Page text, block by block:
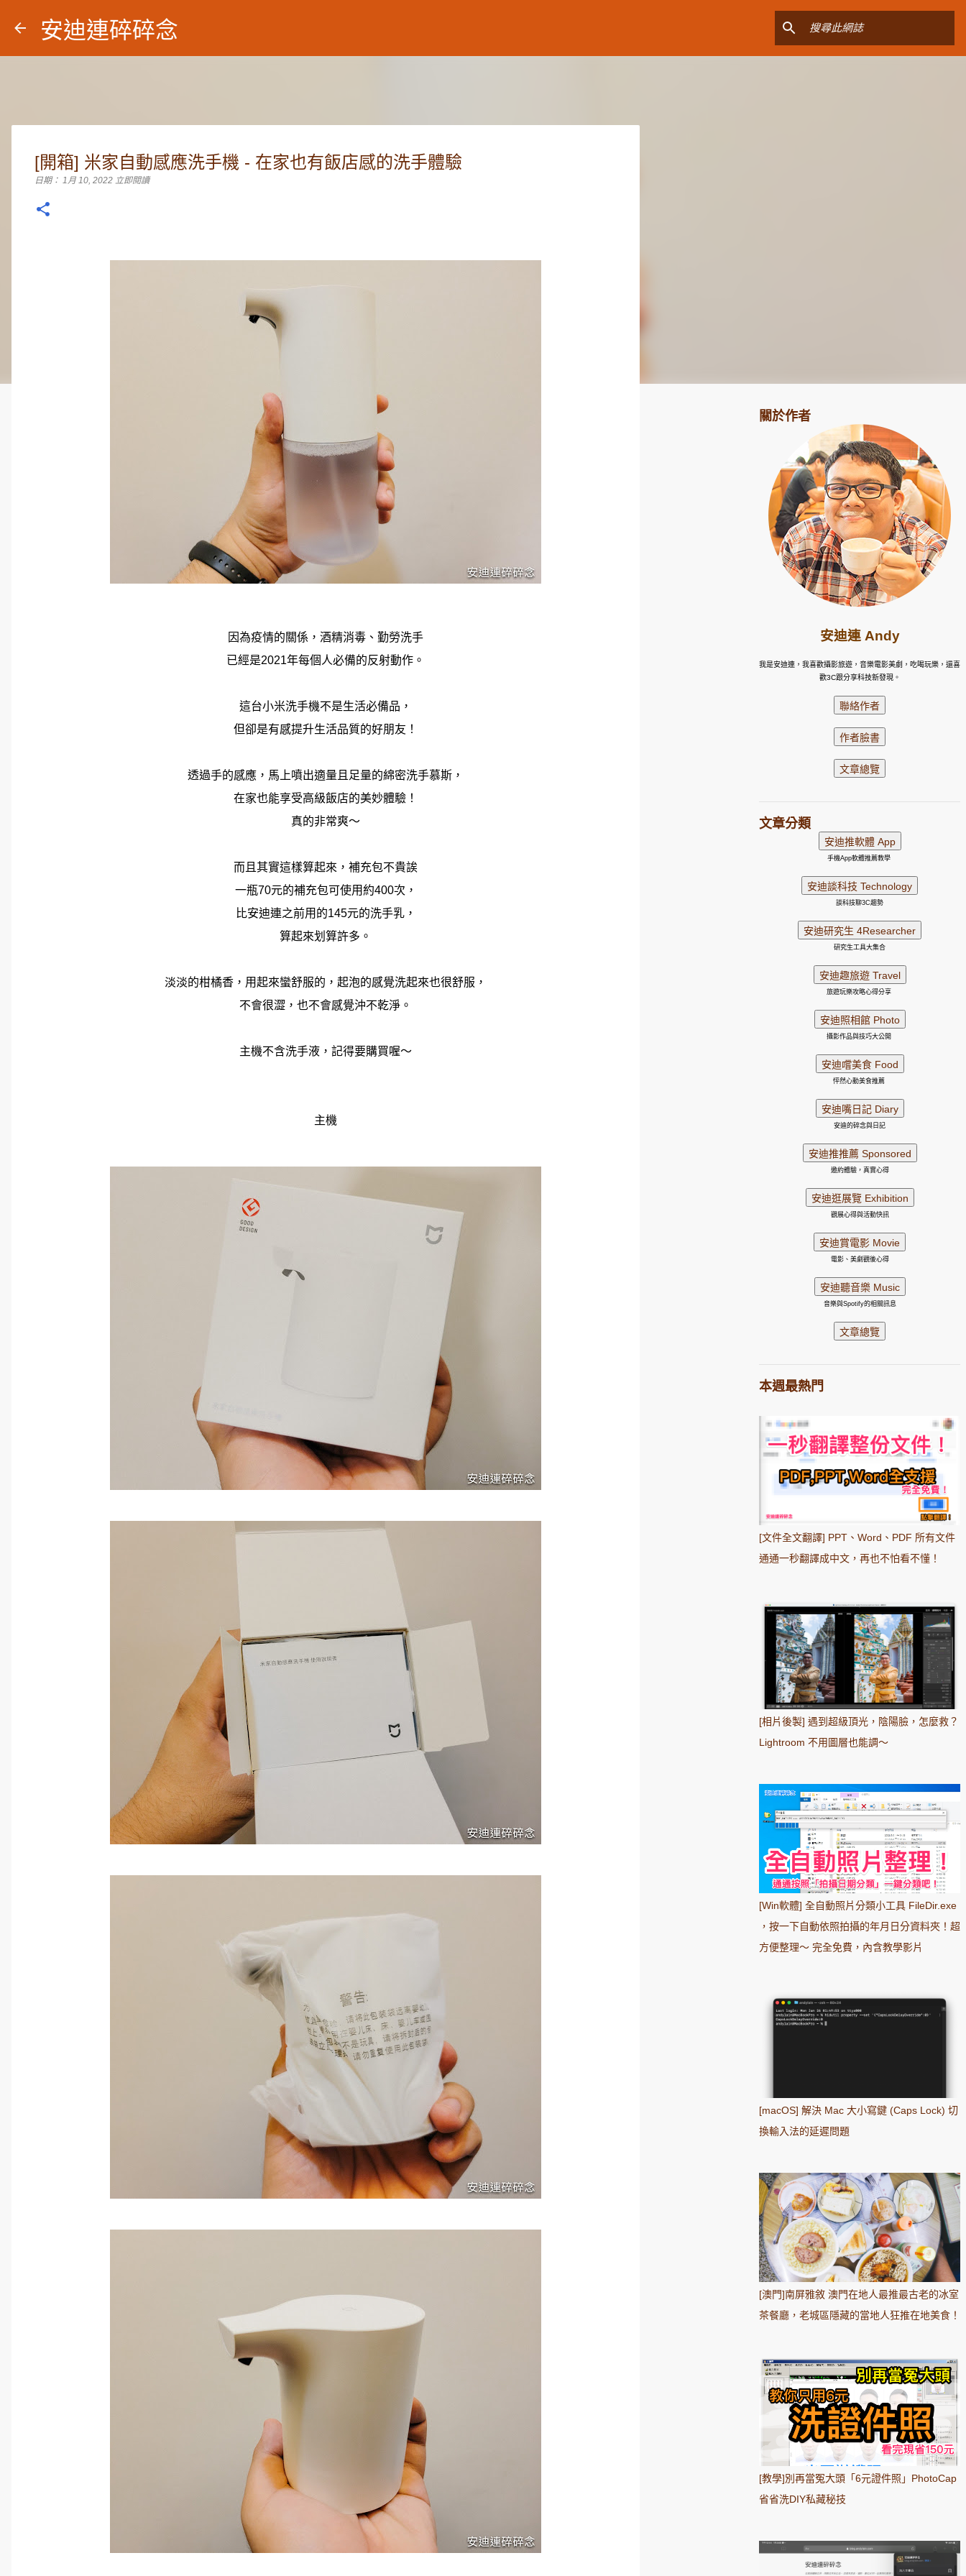
安迪連碎碎念
[開箱] 米家自動感應洗手機 - 在家也有飯店感的洗手體驗
日期： 1月 10, 2022 立即閱讀
因為疫情的關係，酒精消毒、勤勞洗手
已經是2021年每個人必備的反射動作。
這台小米洗手機不是生活必備品，
但卻是有感提升生活品質的好朋友！
透過手的感應，馬上噴出適量且足量的綿密洗手慕斯，
在家也能享受高級飯店的美妙體驗！
真的非常爽～
而且其實這樣算起來，補充包不貴誒
一瓶70元的補充包可使用約400次，
比安迪連之前用的145元的洗手乳，
算起來划算許多。
淡淡的柑橘香，用起來蠻舒服的，起泡的感覺洗起來也很舒服，
不會很澀，也不會感覺沖不乾淨。
主機不含洗手液，記得要購買喔～
主機
關於作者
安迪連 Andy
我是安迪連，我喜歡攝影旅遊，音樂電影美劇，吃喝玩樂，還喜
歡3C跟分享科技新發現。
文章分類
手機App軟體推薦教學
談科技聊3C趨勢
研究生工具大集合
旅遊玩樂攻略心得分享
攝影作品與技巧大公開
怦然心動美食推薦
安迪的碎念與日記
邀約體驗，真實心得
觀展心得與活動快訊
電影、美劇觀後心得
音樂與Spotify的相關訊息
本週最熱門
[文件全文翻譯] PPT、Word、PDF 所有文件
通通一秒翻譯成中文，再也不怕看不懂！
[相片後製] 遇到超級頂光，陰陽臉，怎麼救？
Lightroom 不用圖層也能調～
[Win軟體] 全自動照片分類小工具 FileDir.exe
，按一下自動依照拍攝的年月日分資料夾！超
方便整理～ 完全免費，內含教學影片
[macOS] 解決 Mac 大小寫鍵 (Caps Lock) 切
換輸入法的延遲問題
[澳門]南屏雅敘 澳門在地人最推最古老的冰室
茶餐廳，老城區隱藏的當地人狂推在地美食！
[教學]別再當冤大頭「6元證件照」PhotoCap
省省洗DIY私藏秘技